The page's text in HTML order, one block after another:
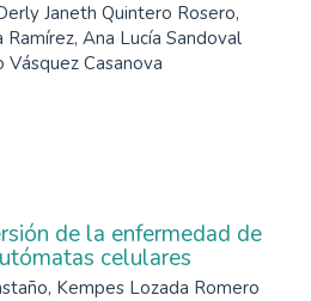
Janeth Quintero Rosero,
Ana Lucía Sandoval
Casanova
de la enfermedad de
celulares
Kempes Lozada Romero